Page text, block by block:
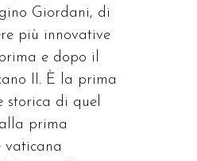
Giordani, di
più innovative
e dopo il
II. È la prima
storica di quel
prima
vaticana